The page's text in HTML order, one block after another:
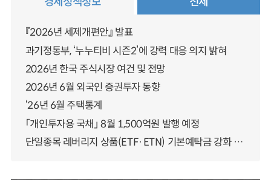
『2026년 세제개편안』 발표
과기정통부, ‘누누티비 시즌2’에 강력 대응 의지 밝혀
2026년 한국 주식시장 여건 및 전망
2026년 6월 외국인 증권투자 동향
‘26년 6월 주택통계
「개인투자용 국채」 8월 1,500억원 발행 예정
단일종목 레버리지 상품(ETF·ETN) 기본예탁금 강화 조기시행 방안 안내